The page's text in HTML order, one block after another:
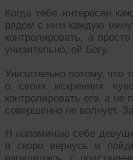
Когда тебе интересен
рядом с ним каждую
контролировать, а
унизительно, ей Богу.
Унизительно потому, что
о своих искренних
контролировать его, а
совершенно не волнует.
Я напоминаю себе
я скоро вернусь и